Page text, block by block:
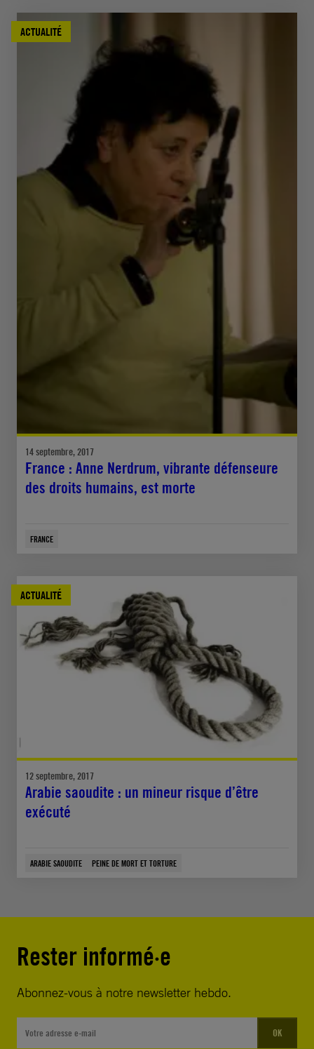
ACTUALITÉ
14 septembre, 2017
France : Anne Nerdrum, vibrante défenseure
des droits humains, est morte
FRANCE
ACTUALITÉ
12 septembre, 2017
Arabie saoudite : un mineur risque d’être
exécuté
ARABIE SAOUDITE PEINE DE MORT ET TORTURE
Rester informé·e
Abonnez-vous à notre newsletter hebdo.
OK